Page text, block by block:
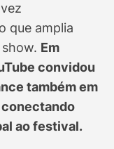
que amplia
Em
convidou
também em
ao festival.